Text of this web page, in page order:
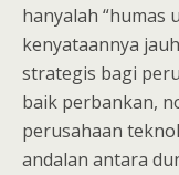
hanyalah “humas
kenyataannya
strategis bagi
baik perbankan,
perusahaan
andalan antara